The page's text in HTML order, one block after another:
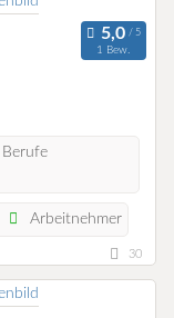
1 Bew.
Berufe
Arbeitnehmer
30